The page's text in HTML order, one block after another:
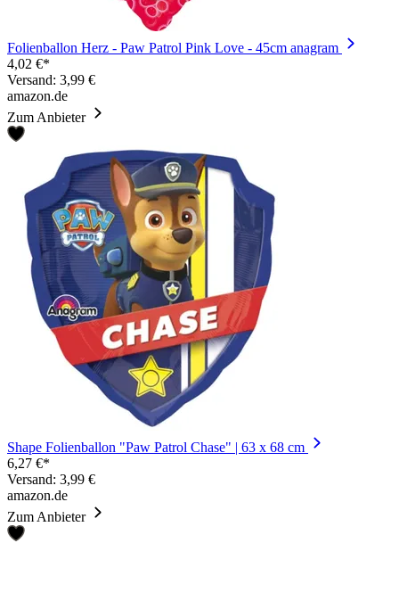
Folienballon Herz - Paw Patrol Pink Love - 45cm anagram
4,02 €*
Versand: 3,99 €
amazon.de
Zum Anbieter
Shape Folienballon "Paw Patrol Chase" | 63 x 68 cm
6,27 €*
Versand: 3,99 €
amazon.de
Zum Anbieter